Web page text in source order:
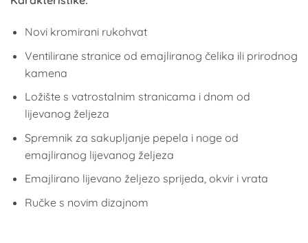
Novi kromirani rukohvat
Ventilirane stranice od emajliranog čelika ili prirodnog
kamena
Ložište s vatrostalnim stranicama i dnom od
lijevanog željeza
Spremnik za sakupljanje pepela i noge od
emajliranog lijevanog željeza
Emajlirano lijevano željezo sprijeda, okvir i vrata
Ručke s novim dizajnom